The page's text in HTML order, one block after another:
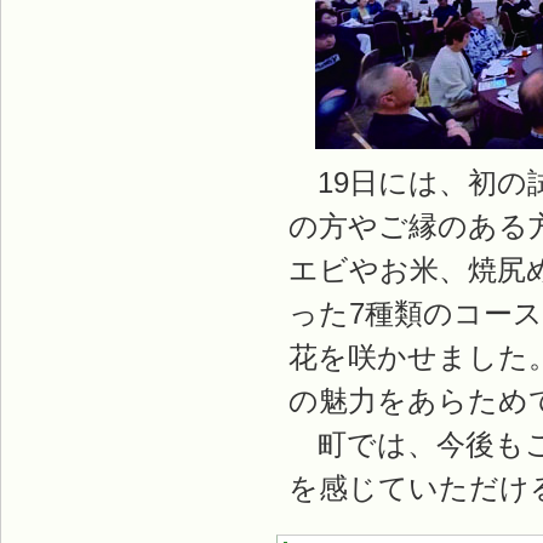
19日には、初の
の方やご縁のある
エビやお米、焼尻
った7種類のコー
花を咲かせました
の魅力をあらため
町では、今後も
を感じていただけ